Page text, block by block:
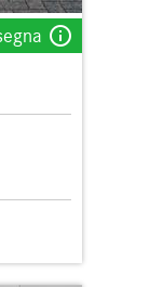
info_outline